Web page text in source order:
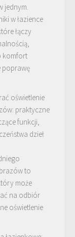
jednym.
w łazience
łączy
komfort
poprawę
oświetlenie
praktyczne
funkcji,
dzieł
to
może
na odbiór
oświetlenie